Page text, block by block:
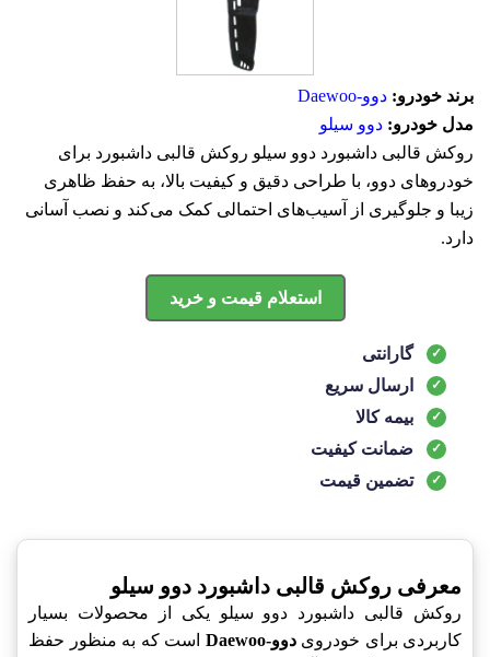
برند خودرو: دوو-Daewoo
مدل خودرو: دوو سیلو
روکش قالبی داشبورد دوو سیلو روکش قالبی داشبورد برای
خودروهای دوو، با طراحی دقیق و کیفیت بالا، به حفظ ظاهری
زیبا و جلوگیری از آسیب‌های احتمالی کمک می‌کند و نصب آسانی
دارد.
استعلام قیمت و خرید
گارانتی
ارسال سریع
بیمه کالا
ضمانت کیفیت
تضمین قیمت
معرفی روکش قالبی داشبورد دوو سیلو
روکش قالبی داشبورد دوو سیلو یکی از محصولات بسیار
کاربردی برای خودرویدوو-Daewoo
است که به منظور حفظ